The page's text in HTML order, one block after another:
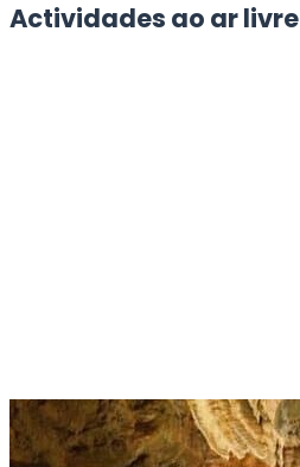
Actividades ao ar livre